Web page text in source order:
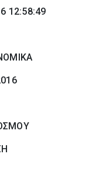
12:58:49